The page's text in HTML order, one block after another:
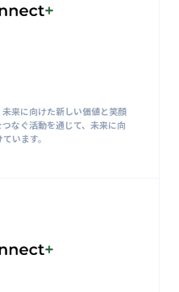
来に向けた新しい価値と笑顔
なぐ活動を通じて、未来に向
います。